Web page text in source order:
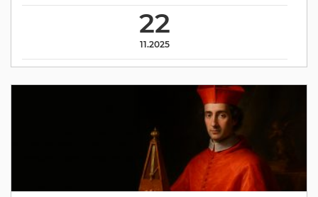
22
11.2025